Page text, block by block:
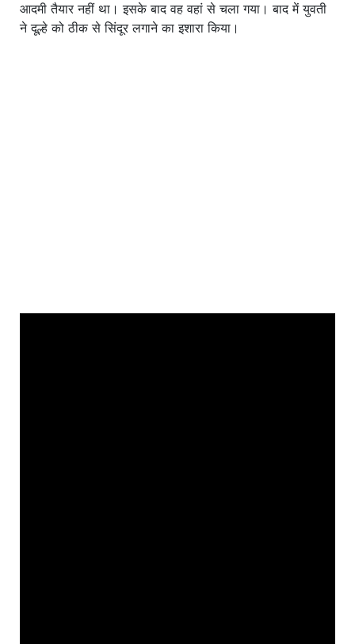
आदमी तैयार नहीं था। इसके बाद वह वहां से चला गया। बाद में युवती
ने दूल्हे को ठीक से सिंदूर लगाने का इशारा किया।